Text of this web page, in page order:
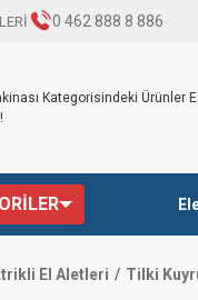
0 462 888 8 886
El Aletleri Tilki